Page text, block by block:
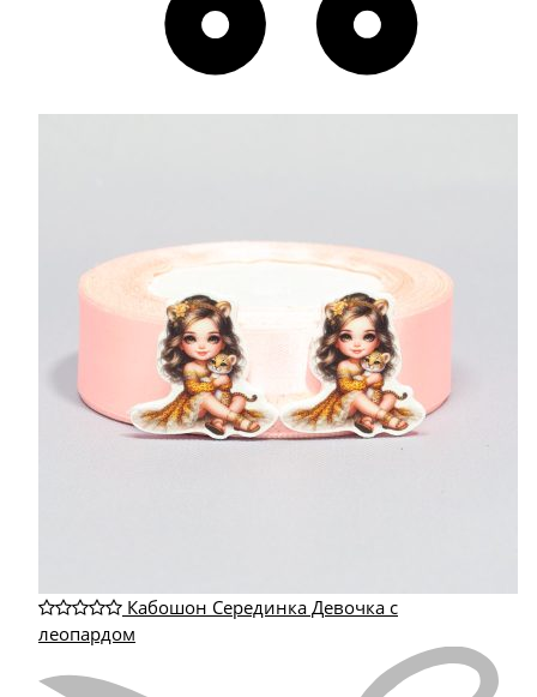
Кабошон Серединка Девочка с
леопардом